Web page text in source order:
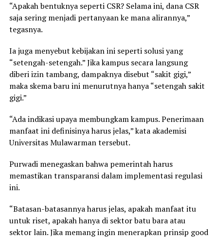
“Apakah bentuknya seperti CSR? Selama ini, dana CSR
saja sering menjadi pertanyaan ke mana alirannya,”
tegasnya.
Ia juga menyebut kebijakan ini seperti solusi yang
“setengah-setengah.” Jika kampus secara langsung
diberi izin tambang, dampaknya disebut “sakit gigi,”
maka skema baru ini menurutnya hanya “setengah sakit
gigi.”
“Ada indikasi upaya membungkam kampus. Penerimaan
manfaat ini definisinya harus jelas,” kata akademisi
Universitas Mulawarman tersebut.
Purwadi menegaskan bahwa pemerintah harus
memastikan transparansi dalam implementasi regulasi
ini.
“Batasan-batasannya harus jelas, apakah manfaat itu
untuk riset, apakah hanya di sektor batu bara atau
sektor lain. Jika memang ingin menerapkan prinsip good